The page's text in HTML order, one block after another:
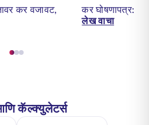
कर वजावट,
कर घोषणापत्र:
लेख वाचा
कॅल्क्युलेटर्स